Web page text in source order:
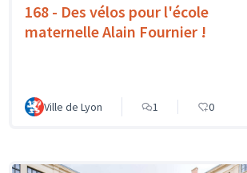
168 - Des vélos pour l'école
maternelle Alain Fournier !
Ville de Lyon 1 0